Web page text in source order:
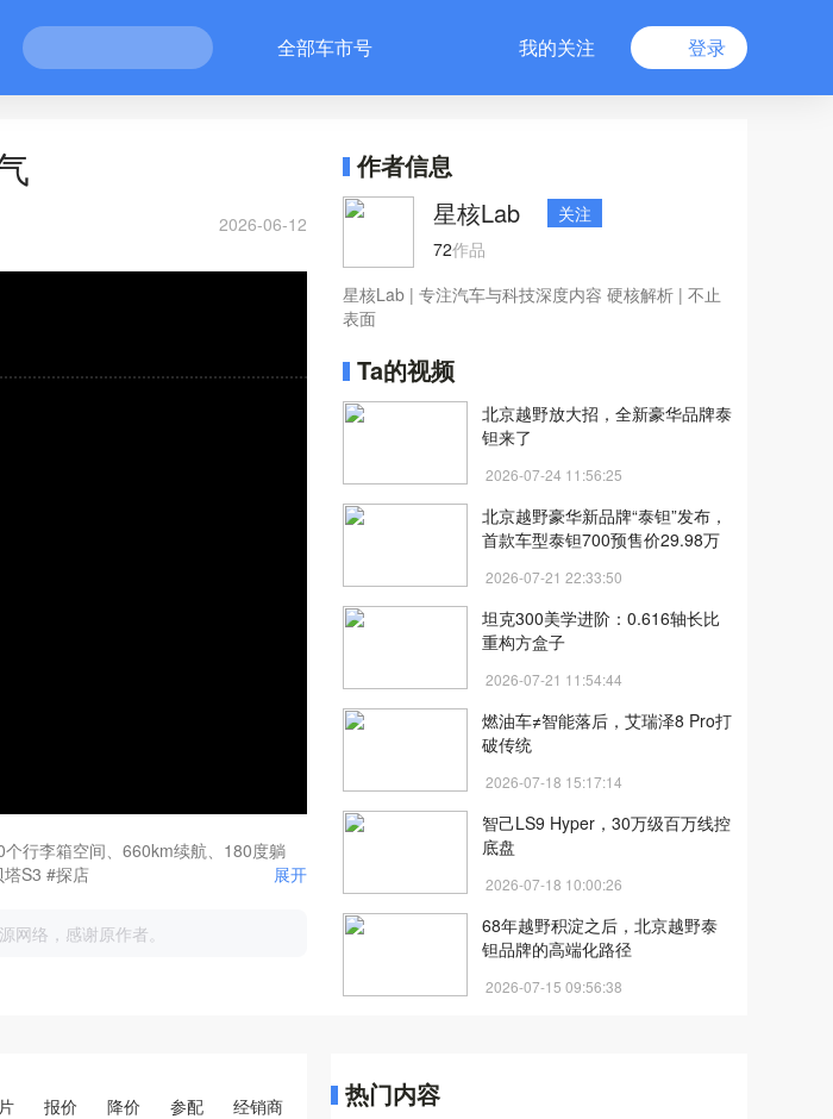
全部车市号 我的关注 登录
2026-06-12
行李箱空间、660km续航、180度躺
S3 #探店
展开
络，感谢原作者。
作者信息
星核Lab
关注
72作品
星核Lab | 专注汽车与科技深度内容 硬核解析 | 不止
表面
Ta的视频
北京越野放大招，全新豪华品牌泰
钽来了
2026-07-24 11:56:25
北京越野豪华新品牌“泰钽”发布，
首款车型泰钽700预售价29.98万
2026-07-21 22:33:50
坦克300美学进阶：0.616轴长比
重构方盒子
2026-07-21 11:54:44
燃油车≠智能落后，艾瑞泽8 Pro打
破传统
2026-07-18 15:17:14
智己LS9 Hyper，30万级百万线控
底盘
2026-07-18 10:00:26
68年越野积淀之后，北京越野泰
钽品牌的高端化路径
2026-07-15 09:56:38
经销商
参配
降价
报价 热门内容